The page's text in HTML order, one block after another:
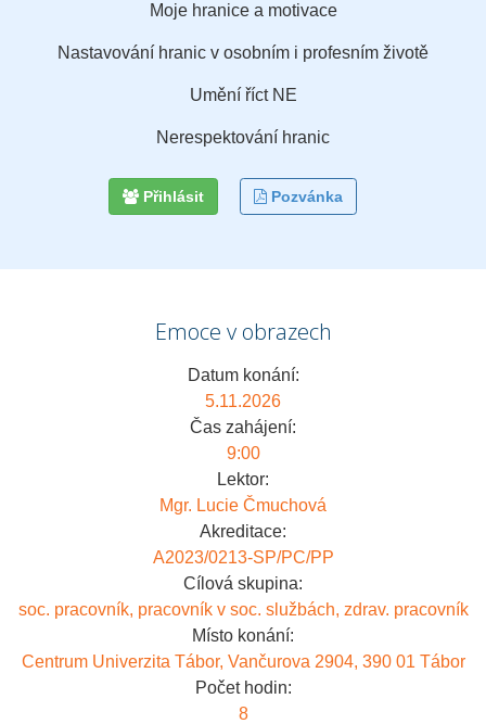
Moje hranice a motivace
Nastavování hranic v osobním i profesním životě
Umění říct NE
Nerespektování hranic
Přihlásit Pozvánka
Emoce v obrazech
Datum konání:
5.11.2026
Čas zahájení:
9:00
Lektor:
Mgr. Lucie Čmuchová
Akreditace:
A2023/0213-SP/PC/PP
Cílová skupina:
soc. pracovník, pracovník v soc. službách, zdrav. pracovník
Místo konání:
Centrum Univerzita Tábor, Vančurova 2904, 390 01 Tábor
Počet hodin:
8